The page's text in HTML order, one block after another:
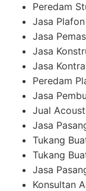
Peredam
Jasa
Jasa
Jasa
Jasa
Peredam
Jasa
Jual
Jasa
Tukang
Tukang
Jasa
Konsultan